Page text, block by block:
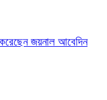
করেছেন জয়নাল আবেদিন